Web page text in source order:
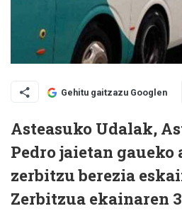
Gehitu gaitzazu Googlen
Asteasuko Udalak,
Pedro jaietan gaueko
zerbitzu berezia
Zerbitzua ekainaren